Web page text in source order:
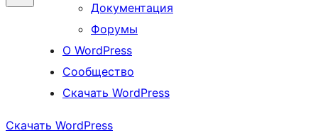
Документация
Форумы
О WordPress
Сообщество
Скачать WordPress
Скачать WordPress